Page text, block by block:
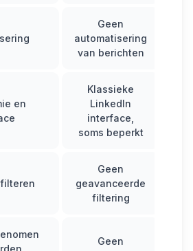
Geen
automatisering
van berichten
en
Klassieke
LinkedIn
interface,
soms beperkt
Geen
geavanceerde
filtering
Geen